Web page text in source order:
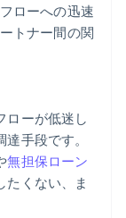
ローへの迅速
トナー間の関
ローが低迷し
手段です。
無担保ローン
たくない、ま